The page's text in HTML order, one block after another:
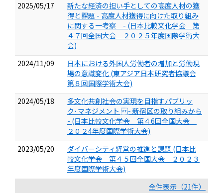
2025/05/17
新たな経済の担い手としての高度人材の獲
得と課題 - 高度人材獲得に向けた取り組み
に関する一考察 - (日本比較文化学会 第
４７回全国大会 ２０２５年度国際学術大
会)
2024/11/09
日本における外国人労働者の増加と労働現
場の意識変化 (東アジア日本研究者協議会
第８回国際学術大会)
2024/05/18
多文化共創社会の実現を目指すパブリッ
ク･マネジメント - 新宿区の取り組みから
- (日本比較文化学会 第４6回全国大会
２０２4年度国際学術大会)
2023/05/20
ダイバーシティ経営の推進と課題 (日本比
較文化学会 第４５回全国大会 ２０２３
年度国際学術大会)
全件表示（21件）